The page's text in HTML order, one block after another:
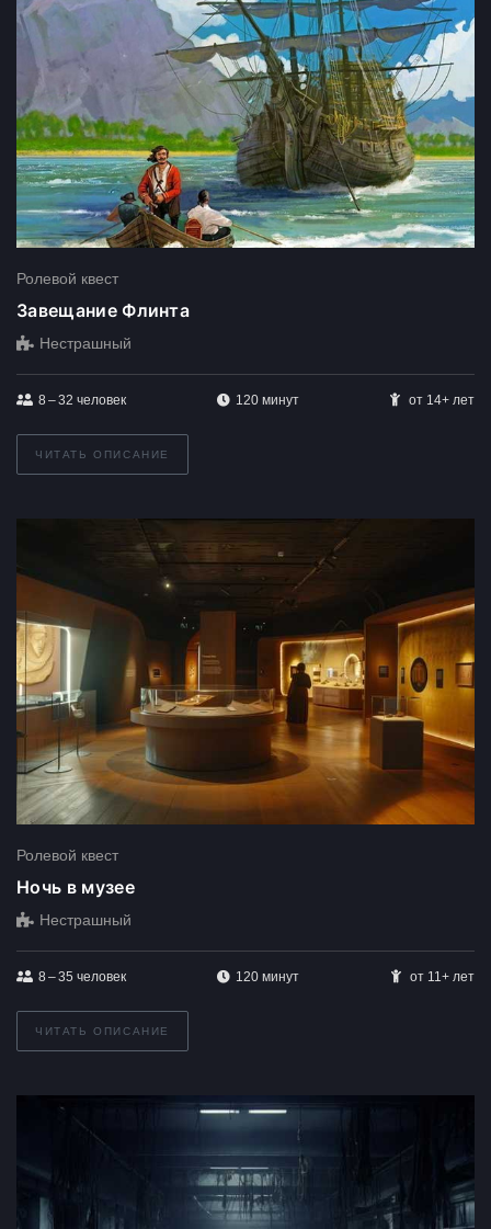
Ролевой квест
Завещание Флинта
Нестрашный
8 – 32 человек 120 минут от 14+ лет
ЧИТАТЬ ОПИСАНИЕ
Ролевой квест
Ночь в музее
Нестрашный
8 – 35 человек 120 минут от 11+ лет
ЧИТАТЬ ОПИСАНИЕ